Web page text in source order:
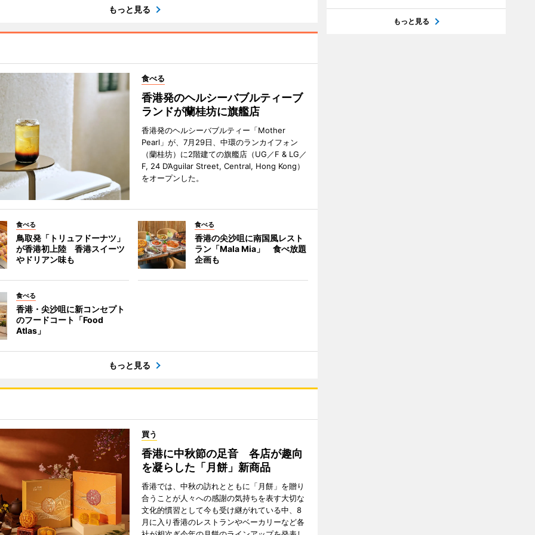
もっと見る
食べる
香港発のヘルシーバブルティーブ
ランドが蘭桂坊に旗艦店
香港発のヘルシーバブルティー「Mother
Pearl」が、7月29日、中環のランカイフォン
（蘭桂坊）に2階建ての旗艦店（UG／F & LG／
F, 24 D’Aguilar Street, Central, Hong Kong）
をオープンした。
食べる
鳥取発「トリュフドーナツ」
が香港初上陸 香港スイーツ
やドリアン味も
食べる
香港の尖沙咀に南国風レスト
ラン「Mala Mia」 食べ放題
企画も
食べる
香港・尖沙咀に新コンセプト
のフードコート「Food
Atlas」
もっと見る
買う
香港に中秋節の足音 各店が趣向
を凝らした「月餅」新商品
香港では、中秋の訪れとともに「月餅」を贈り
合うことが人々への感謝の気持ちを表す大切な
文化的慣習として今も受け継がれている中、8
月に入り香港のレストランやベーカリーなど各
もっと見る